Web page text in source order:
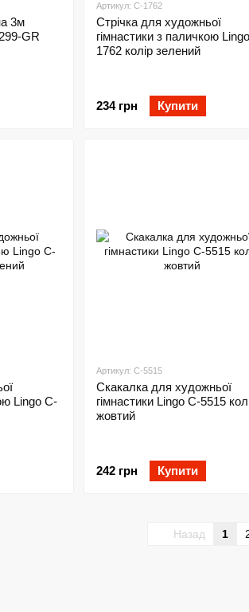
3м
GR
Артикул: C-1762
Стрічка для художньої
гімнастики з паличкою
1762 колір зелений
234 грн Купити
Lingo C-
Артикул: C-5515
Скакалка для художньої
гімнастики Lingo C-5515
жовтий
242 грн Купити
Назад 1